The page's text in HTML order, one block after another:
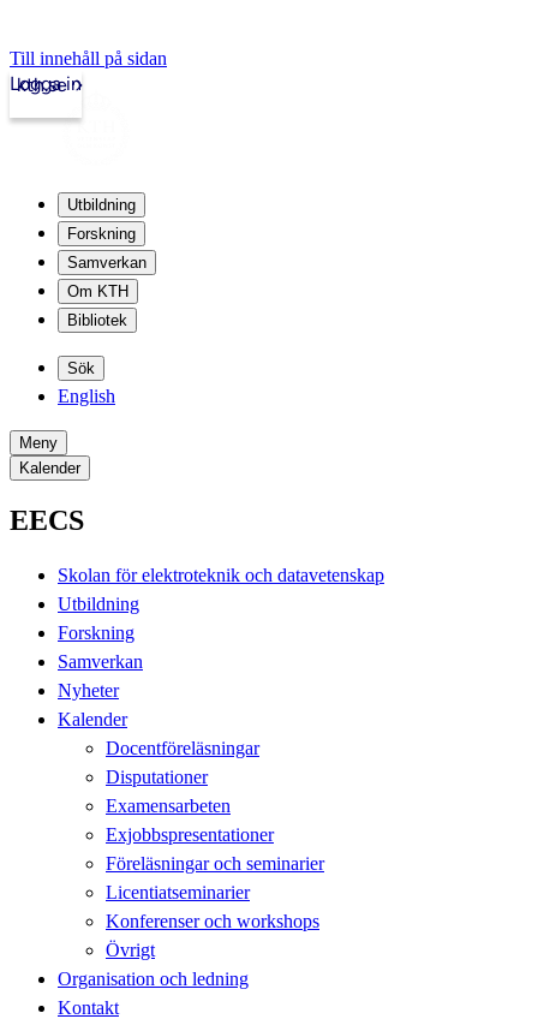
Till innehåll på sidan
kth.se
Logga in
Utbildning
Forskning
Samverkan
Om KTH
Bibliotek
Sök
English
Meny
Kalender
EECS
Skolan för elektroteknik och datavetenskap
Utbildning
Forskning
Samverkan
Nyheter
Kalender
Docentföreläsningar
Disputationer
Examensarbeten
Exjobbspresentationer
Föreläsningar och seminarier
Licentiatseminarier
Konferenser och workshops
Övrigt
Organisation och ledning
Kontakt